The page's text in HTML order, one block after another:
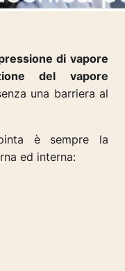
di vapore
del vapore
una barriera al
è sempre la
ed interna: